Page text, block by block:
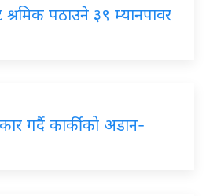
श्रमिक पठाउने ३९ म्यानपावर
गर्दै कार्कीको अडान-